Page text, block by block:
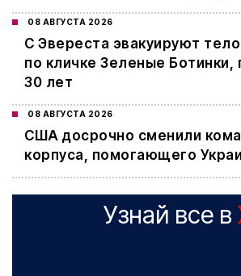
08 АВГУСТА 2026
С Эвереста эвакуируют
по кличке Зеленые
30 лет
08 АВГУСТА 2026
США досрочно сменили
корпуса, помогающего
Узнай все в